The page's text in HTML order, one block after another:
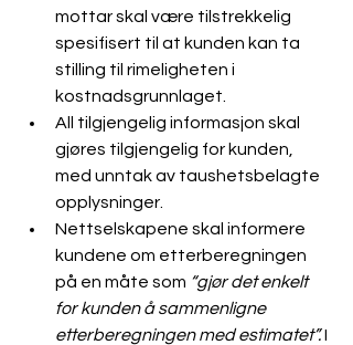
mottar skal være tilstrekkelig
spesifisert til at kunden kan ta
stilling til rimeligheten i
kostnadsgrunnlaget.
All tilgjengelig informasjon skal
gjøres tilgjengelig for kunden,
med unntak av taushetsbelagte
opplysninger.
Nettselskapene skal informere
kundene om etterberegningen
på en måte som “gjør det enkelt
for kunden å sammenligne
etterberegningen med estimatet”. I